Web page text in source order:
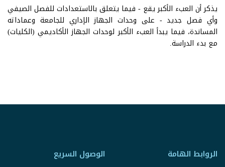
يذكر أن العبء الأكبر يقع - فيما يتعلق بالاستعدادات للفصل الصيفي
وأي فصل جديد - على وحدات الجهاز الإداري للجامعة وعماداته
المساندة، فيما يبدأ العبء الأكبر لوحدات الجهاز الأكاديمي (الكليات)
مع بدء الدراسة.
الروابط الهامة الوصول السريع